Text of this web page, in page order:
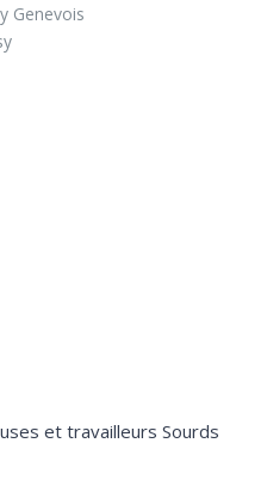
Genevois
et travailleurs Sourds